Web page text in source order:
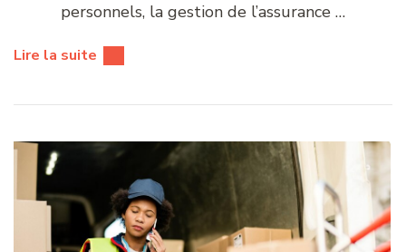
personnels, la gestion de l’assurance …
Lire la suite